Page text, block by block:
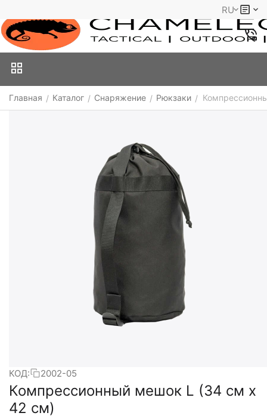
RU
Главная / Каталог / Снаряжение / Рюкзаки /
КОД: 2002-05
Компрессионный мешок L (34 см х
42 см)